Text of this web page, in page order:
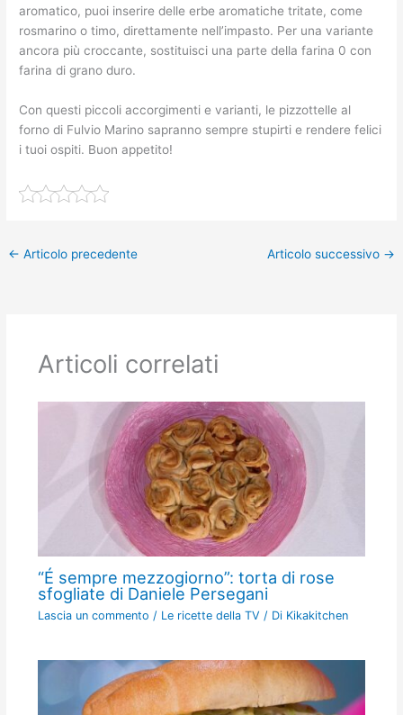
aromatico, puoi inserire delle erbe aromatiche tritate, come
rosmarino o timo, direttamente nell’impasto. Per una variante
ancora più croccante, sostituisci una parte della farina 0 con
farina di grano duro.
Con questi piccoli accorgimenti e varianti, le pizzottelle al
forno di Fulvio Marino sapranno sempre stupirti e rendere felici
i tuoi ospiti. Buon appetito!
← Articolo precedente Articolo successivo →
Articoli correlati
“É sempre mezzogiorno”: torta di rose
sfogliate di Daniele Persegani
Lascia un commento / Le ricette della TV / Di Kikakitchen